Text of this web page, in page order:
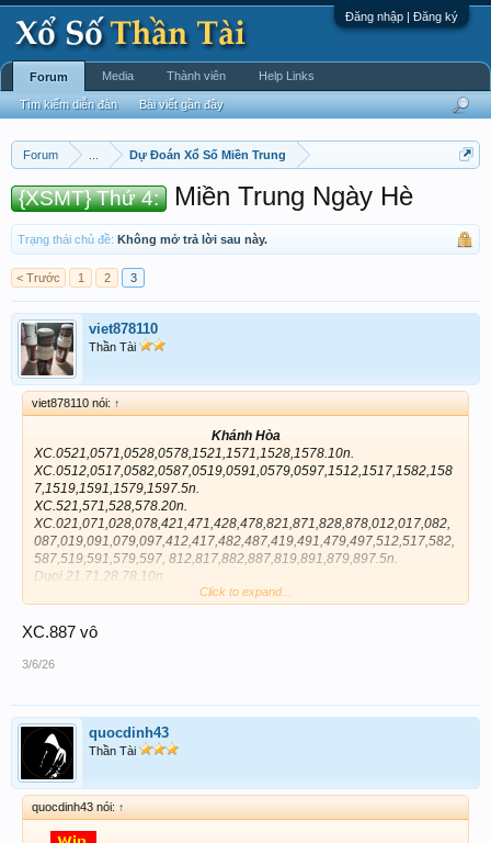
Đăng nhập | Đăng ký
Forum Dự Đoán Xổ Số Miền Trung
{XSMT} Thứ 4: Miền Trung Ngày Hè
Trạng thái chủ đề: Không mở trả lời sau này.
< Trước 1 2 3
viet878110
Thần Tài
viet878110 nói: ↑
Khánh Hòa
XC.0521,0571,0528,0578,1521,1571,1528,1578.10n.
XC.0512,0517,0582,0587,0519,0591,0579,0597,1512,1517,1582,158
7,1519,1591,1579,1597.5n.
XC.521,571,528,578.20n.
XC.021,071,028,078,421,471,428,478,821,871,828,878,012,017,082,
087,019,091,079,097,412,417,482,487,419,491,479,497,512,517,582,
587,519,591,579,597, 812,817,882,887,819,891,879,897.5n.
Duoi.21,71,28,78.10n.
Duoi.12,17,82,87,19,91,79,97.5n.
0521,0571,0528,0578,1521,1571,1528,1578.1n.
Đá vòng.09,31,32,36,81,88.1n.15V
Click to expand...
XC.887 vô
3/6/26
quocdinh43
Thần Tài
quocdinh43 nói: ↑
Forum
Tìm kiếm diễn đàn Bài viết gần đây
Media Thành viên Help Links